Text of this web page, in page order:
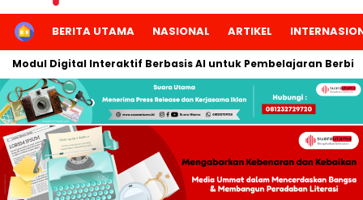
HOMEBERITA UTAMA NASIONAL ARTIKEL
Digital Interaktif Berbasis AI untuk Pembelajaran Berbicara